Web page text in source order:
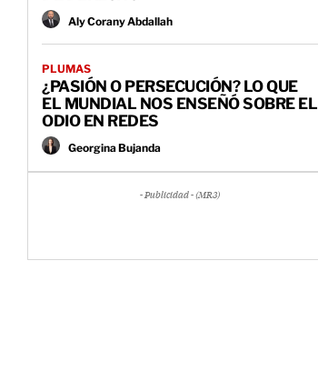
Aly Corany Abdallah
PLUMAS
¿PASIÓN O PERSECUCIÓN? LO QUE
EL MUNDIAL NOS ENSEÑÓ SOBRE EL
ODIO EN REDES
Georgina Bujanda
- Publicidad - (MR3)